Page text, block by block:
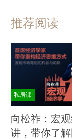
推荐阅读
私房课
向松祚：宏
讲，带你了